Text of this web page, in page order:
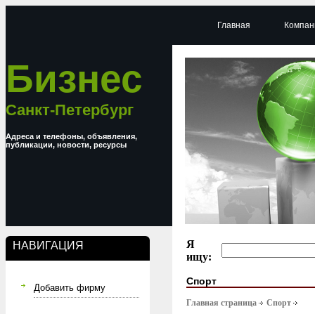
Бизнес
Санкт-Петербург
Адреса и телефоны, объявления,
публикации, новости, ресурсы
НАВИГАЦИЯ
Добавить фирму
Главная
Я
ищу:
Спорт
Главная страница Спорт